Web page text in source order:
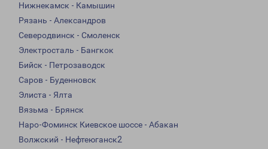
Нижнекамск - Камышин
Рязань - Александров
Северодвинск - Смоленск
Электросталь - Бангкок
Бийск - Петрозаводск
Саров - Буденновск
Элиста - Ялта
Вязьма - Брянск
Наро-Фоминск Киевское шоссе - Абакан
Волжский - Нефтеюганск2